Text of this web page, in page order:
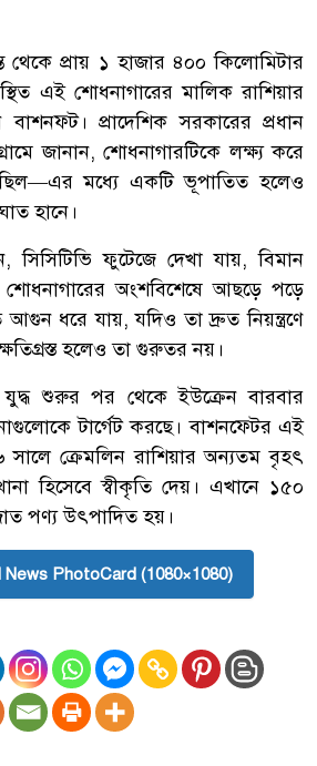
থেকে প্রায় ১ হাজার ৪০০ কিলোমিটার
এই শোধনাগারের মালিক রাশিয়ার
বাশনফ্ট। প্রাদেশিক সরকারের প্রধান
জানান, শোধনাগারটিকে লক্ষ্য করে
মধ্যে একটি ভূপাতিত হলেও
হানে।
ফুটেজে দেখা যায়, বিমান
অংশবিশেষে আছড়ে পড়ে
ধরে যায়, যদিও তা দ্রুত নিয়ন্ত্রণে
হলেও তা গুরুতর নয়।
যুদ্ধ শুরুর পর থেকে ইউক্রেন বারবার
টার্গেট করছে। বাশনফ্টের এই
সালে ক্রেমলিন রাশিয়ার অন্যতম বৃহৎ
হিসেবে স্বীকৃতি দেয়। এখানে ১৫০
পণ্য উৎপাদিত হয়।
News PhotoCard (1080×1080)